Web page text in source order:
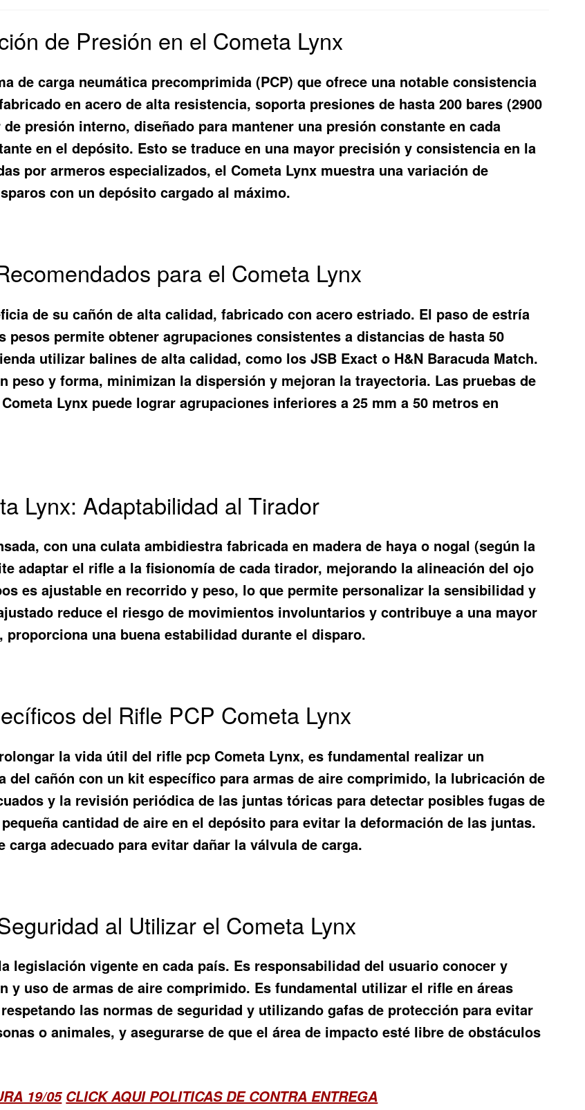
de Presión en el Cometa Lynx
de carga neumática precomprimida (PCP) que ofrece una notable consistencia
en acero de alta resistencia, soporta presiones de hasta 200 bares (2900
presión interno, diseñado para mantener una presión constante en cada
en el depósito. Esto se traduce en una mayor precisión y consistencia en la
por armeros especializados, el Cometa Lynx muestra una variación de
con un depósito cargado al máximo.
para el Cometa Lynx
de su cañón de alta calidad, fabricado con acero estriado. El paso de estría
permite obtener agrupaciones consistentes a distancias de hasta 50
utilizar balines de alta calidad, como los JSB Exact o H&N Baracuda Match.
peso y forma, minimizan la dispersión y mejoran la trayectoria. Las pruebas de
Lynx puede lograr agrupaciones inferiores a 25 mm a 50 metros en
Lynx: Adaptabilidad al Tirador
con una culata ambidiestra fabricada en madera de haya o nogal (según la
adaptar el rifle a la fisionomía de cada tirador, mejorando la alineación del ojo
es ajustable en recorrido y peso, lo que permite personalizar la sensibilidad y
reduce el riesgo de movimientos involuntarios y contribuye a una mayor
una buena estabilidad durante el disparo.
del Rifle PCP Cometa Lynx
la vida útil del rifle pcp Cometa Lynx, es fundamental realizar un
cañón con un kit específico para armas de aire comprimido, la lubricación de
y la revisión periódica de las juntas tóricas para detectar posibles fugas de
cantidad de aire en el depósito para evitar la deformación de las juntas.
adecuado para evitar dañar la válvula de carga.
al Utilizar el Cometa Lynx
legislación vigente en cada país. Es responsabilidad del usuario conocer y
uso de armas de aire comprimido. Es fundamental utilizar el rifle en áreas
las normas de seguridad y utilizando gafas de protección para evitar
o animales, y asegurarse de que el área de impacto esté libre de obstáculos
19/05 CLICK AQUI POLITICAS DE CONTRA ENTREGA